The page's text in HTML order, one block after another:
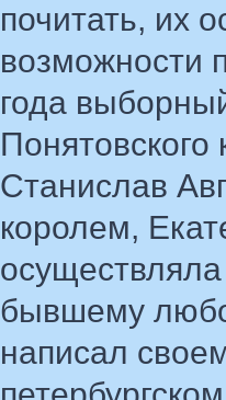
почитать, их
возможности
года
Понятовского
Станислав
королем,
бывшему
написал